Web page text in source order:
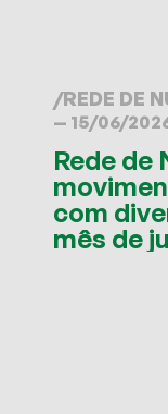
/REDE DE
— 15/06/
Rede de
com
mês de